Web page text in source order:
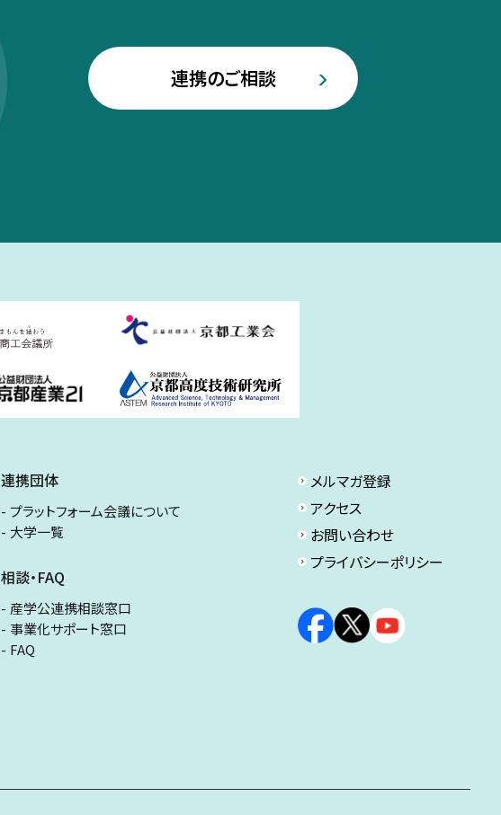
連携のご相談
連携団体
プラットフォーム会議について
大学一覧
相談・FAQ
産学公連携相談窓口
事業化サポート窓口
FAQ
メルマガ登録
アクセス
お問い合わせ
プライバシーポリシー